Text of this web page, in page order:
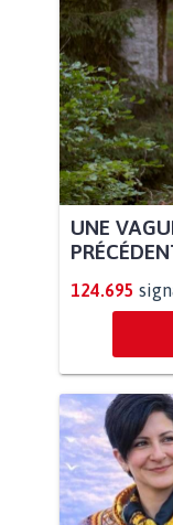
UNE
124.695